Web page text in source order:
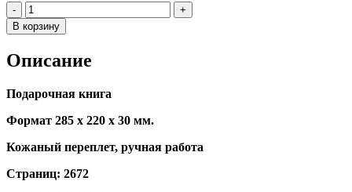
- Количество
+
В корзину
Описание
Подарочная книга
Формат 285 х 220 х 30 мм.
Кожаный переплет, ручная работа
Страниц: 2672